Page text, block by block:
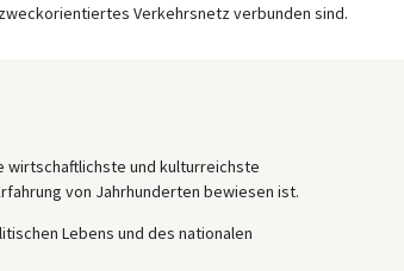
Verkehrsnetz verbunden sind.
wirtschaftlichste und kulturreichste
von Jahrhunderten bewiesen ist.
Lebens und des nationalen